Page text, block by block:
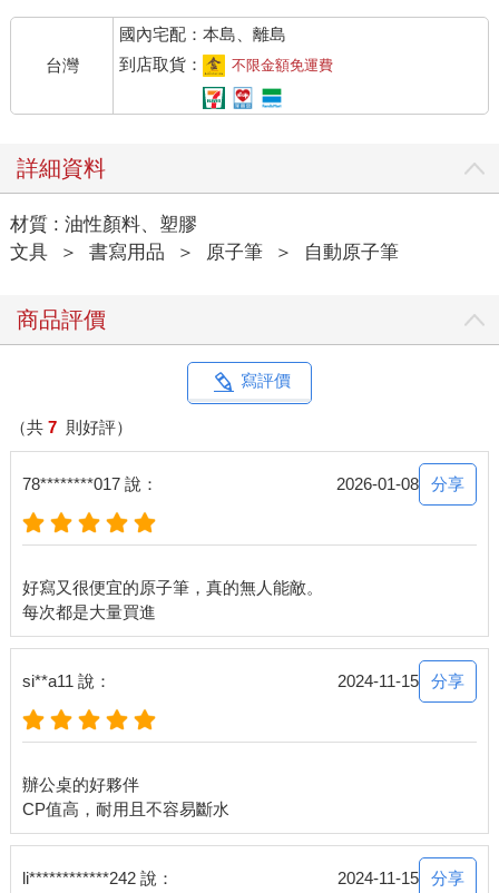
台灣
國內宅配：本島、離島
到店取貨：
不限金額免運費
詳細資料
材質 : 油性顏料、塑膠
文具
＞ 書寫用品 ＞ 原子筆 ＞ 自動原子筆
商品評價
寫評價
（共 7 則好評）
78********017 說： 2026-01-08 分享
好寫又很便宜的原子筆，真的無人能敵。
si**a11 說： 2024-11-15 分享
辦公桌的好夥伴
li************242 說： 2024-11-15 分享